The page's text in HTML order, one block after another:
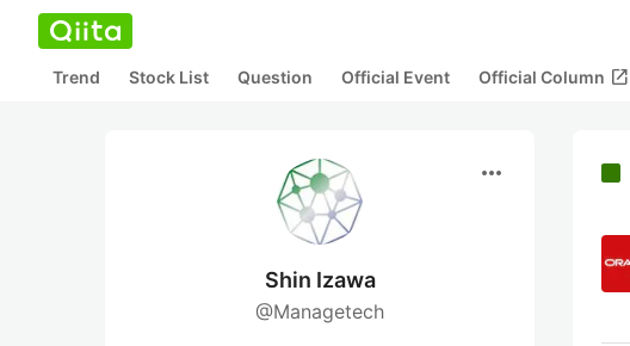
Trend Stock List Question Official Event Official Column open_in_new
more_horiz
Shin Izawa
@Managetech